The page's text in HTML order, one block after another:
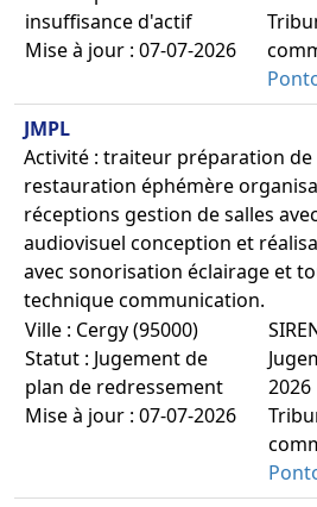
insuffisance d'actif
Mise à jour : 07-07-2026
JMPL
Activité : traiteur préparation
restauration éphémère
réceptions gestion de salles
audiovisuel conception et
avec sonorisation éclairage et
technique communication.
Ville : Cergy (95000)
Statut : Jugement de
plan de redressement
Mise à jour : 07-07-2026
2026